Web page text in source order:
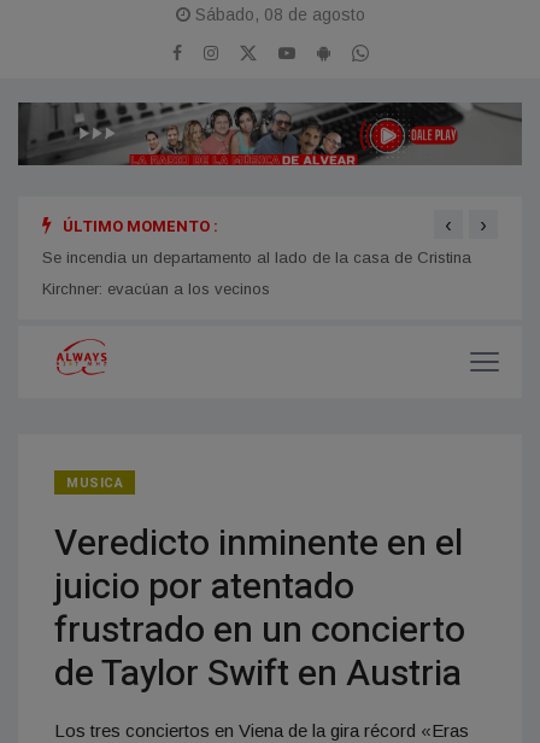
Sábado, 08 de agosto
ÚLTIMO MOMENTO :
Se incendia un departamento al lado de la casa de Cristina
Kirchner: evacúan a los vecinos
‹ ›
MUSICA
Veredicto inminente en el
juicio por atentado
frustrado en un concierto
de Taylor Swift en Austria
Los tres conciertos en Viena de la gira récord «Eras